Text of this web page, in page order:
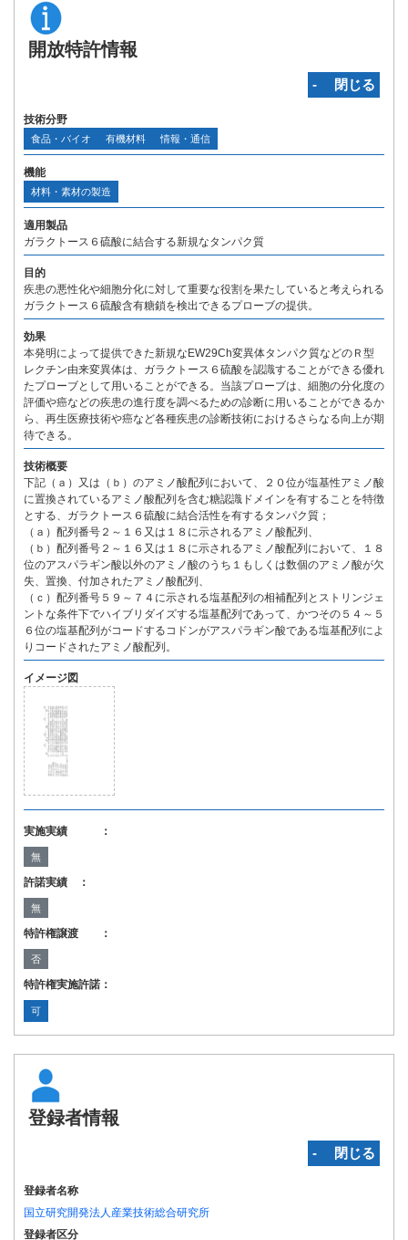
開放特許情報
‐ 閉じる
技術分野
食品・バイオ 有機材料 情報・通信
機能
材料・素材の製造
適用製品
ガラクトース６硫酸に結合する新規なタンパク質
目的
疾患の悪性化や細胞分化に対して重要な役割を果たしていると考えられる
ガラクトース６硫酸含有糖鎖を検出できるプローブの提供。
効果
本発明によって提供できた新規なEW29Ch変異体タンパク質などのＲ型
レクチン由来変異体は、ガラクトース６硫酸を認識することができる優れ
たプローブとして用いることができる。当該プローブは、細胞の分化度の
評価や癌などの疾患の進行度を調べるための診断に用いることができるか
ら、再生医療技術や癌など各種疾患の診断技術におけるさらなる向上が期
待できる。
技術概要
下記（ａ）又は（ｂ）のアミノ酸配列において、２０位が塩基性アミノ酸
に置換されているアミノ酸配列を含む糖認識ドメインを有することを特徴
とする、ガラクトース６硫酸に結合活性を有するタンパク質；
（ａ）配列番号２～１６又は１８に示されるアミノ酸配列、
（ｂ）配列番号２～１６又は１８に示されるアミノ酸配列において、１８
位のアスパラギン酸以外のアミノ酸のうち１もしくは数個のアミノ酸が欠
失、置換、付加されたアミノ酸配列、
（ｃ）配列番号５９～７４に示される塩基配列の相補配列とストリンジェ
ントな条件下でハイブリダイズする塩基配列であって、かつその５４～５
６位の塩基配列がコードするコドンがアスパラギン酸である塩基配列によ
りコードされたアミノ酸配列。
イメージ図
実施実績 ：
無
許諾実績 ：
無
特許権譲渡 ：
否
特許権実施許諾：
可
登録者情報
‐ 閉じる
登録者名称
国立研究開発法人産業技術総合研究所
登録者区分